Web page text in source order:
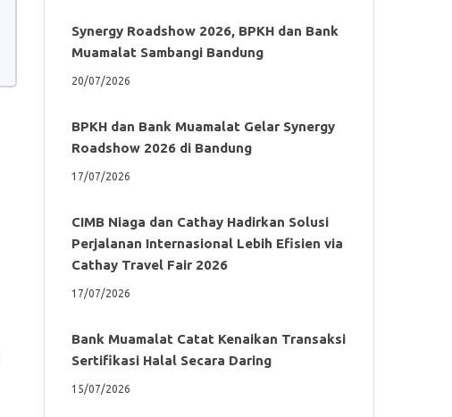
Synergy Roadshow 2026, BPKH dan Bank
Muamalat Sambangi Bandung
20/07/2026
BPKH dan Bank Muamalat Gelar Synergy
Roadshow 2026 di Bandung
17/07/2026
CIMB Niaga dan Cathay Hadirkan Solusi
Perjalanan Internasional Lebih Efisien via
Cathay Travel Fair 2026
17/07/2026
Bank Muamalat Catat Kenaikan Transaksi
Sertifikasi Halal Secara Daring
15/07/2026